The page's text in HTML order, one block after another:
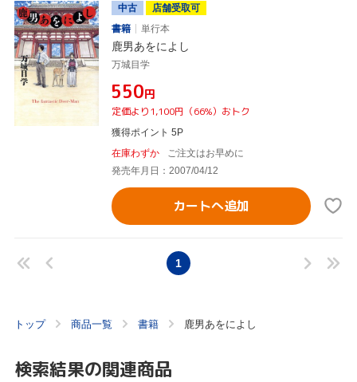
中古
店舗受取可
書籍
単行本
鹿男あをによし
万城目学
¥550円
定価より1,100円（66%）おトク
獲得ポイント 5P
在庫わずか
ご注文はお早めに
発売年月日：2007/04/12
カートへ追加
1
トップ 商品一覧 書籍 鹿男あをによし
検索結果の関連商品